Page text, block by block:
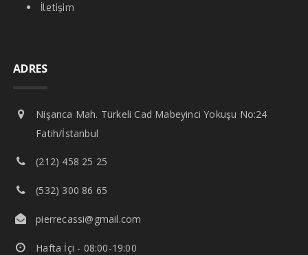
İletişim
ADRES
Nişanca Mah. Türkeli Cad Mabeyinci Yokuşu No:24
Fatih/İstanbul
(212) 458 25 25
(532) 300 86 65
pierrecassi@gmail.com
Hafta İçi - 08:00-19:00